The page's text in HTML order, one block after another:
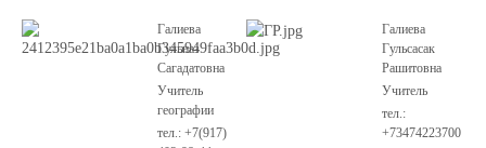
Галиева
Гульназ
Сагадатовна
Учитель
географии
тел.: +7(917)
Галиева
Гульсасак
Рашитовна
Учитель
тел.:
+73474223700